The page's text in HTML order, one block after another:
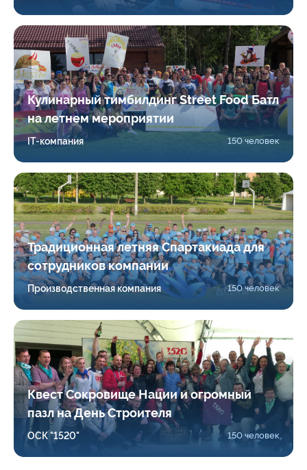
Кулинарный тимбилдинг Street Food Батл
на летнем мероприятии
IT-компания 150 человек
Традиционная летняя Спартакиада для
сотрудников компании
Производственная компания 150 человек
Квест Сокровище Нации и огромный
пазл на День Строителя
ОСК "1520" 150 человек